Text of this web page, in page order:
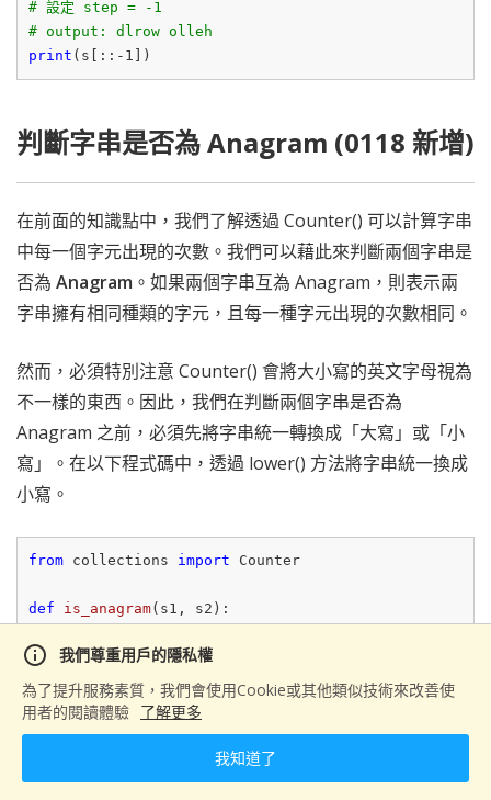
# 設定 step = -1
# output: dlrow olleh
print (s[::- 1
判斷字串是否為 Anagram (0118 新增)
在前面的知識點中，我們了解透過 Counter() 可以計算字串
中每一個字元出現的次數。我們可以藉此來判斷兩個字串是
否為 Anagram 。如果兩個字串互為 Anagram，則表示兩
字串擁有相同種類的字元，且每一種字元出現的次數相同。
然而，必須特別注意 Counter() 會將大小寫的英文字母視為
不一樣的東西。因此，我們在判斷兩個字串是否為
Anagram 之前，必須先將字串統一轉換成「大寫」或「小
寫」。在以下程式碼中，透過 lower() 方法將字串統一換成
小寫。
from collections import Counter
def is_anagram( s1, s2 ):
s1 = 'debit card'
s2 = 'bad credit'
'\'{}\' and \'{}\' -> {}'
info
我們尊重用戶的隱私權
為了提升服務素質，我們會使用Cookie或其他類似技術來改善使
用者的閱讀體驗 了解更多
我知道了